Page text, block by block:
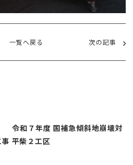
一覧へ戻る 次の記事
令和７年度 国補急傾斜地崩壊対
平柴２工区